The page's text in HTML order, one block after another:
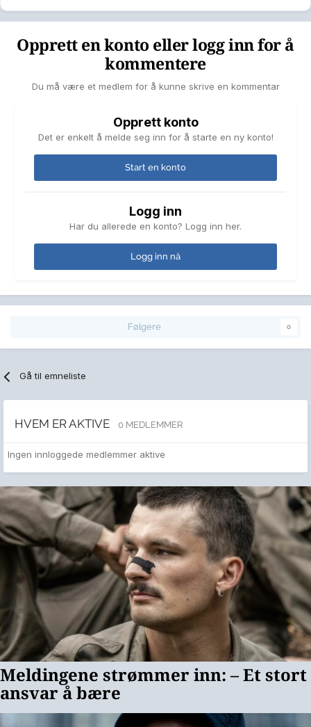
Opprett en konto eller logg inn for å
kommentere
Du må være et medlem for å kunne skrive en kommentar
Opprett konto
Det er enkelt å melde seg inn for å starte en ny konto!
Start en konto
Logg inn
Har du allerede en konto? Logg inn her.
Logg inn nå
Følgere 0
Gå til emneliste
HVEM ER AKTIVE 0 MEDLEMMER
Ingen innloggede medlemmer aktive